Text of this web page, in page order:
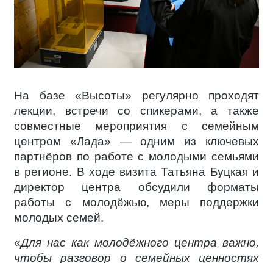
На базе «Высоты» регулярно проходят
лекции, встречи со спикерами, а также
совместные мероприятия с семейным
центром «Лада» — одним из ключевых
партнёров по работе с молодыми семьями
в регионе. В ходе визита Татьяна Буцкая и
директор центра обсудили форматы
работы с молодёжью, меры поддержки
молодых семей.
«Для нас как молодёжного центра важно,
чтобы разговор о семейных ценностях